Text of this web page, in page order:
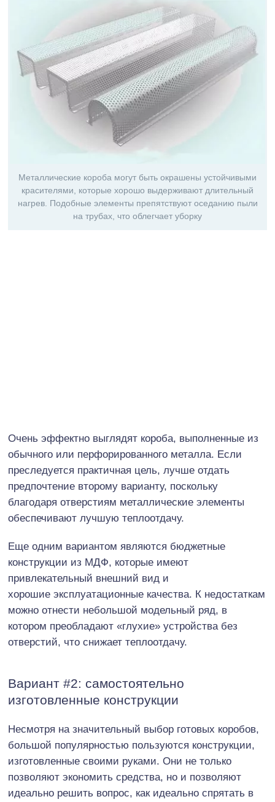
Металлические короба могут быть окрашены устойчивыми
красителями, которые хорошо выдерживают длительный
нагрев. Подобные элементы препятствуют оседанию пыли
на трубах, что облегчает уборку
Очень эффектно выглядят короба, выполненные из
обычного или перфорированного металла. Если
преследуется практичная цель, лучше отдать
предпочтение второму варианту, поскольку
благодаря отверстиям металлические элементы
обеспечивают лучшую теплоотдачу.
Еще одним вариантом являются бюджетные
конструкции из МДФ, которые имеют
привлекательный внешний вид и
хорошие эксплуатационные качества. К недостаткам
можно отнести небольшой модельный ряд, в
котором преобладают «глухие» устройства без
отверстий, что снижает теплоотдачу.
Вариант #2: самостоятельно
изготовленные конструкции
Несмотря на значительный выбор готовых коробов,
большой популярностью пользуются конструкции,
изготовленные своими руками. Они не только
позволяют экономить средства, но и позволяют
идеально решить вопрос, как идеально спрятать в